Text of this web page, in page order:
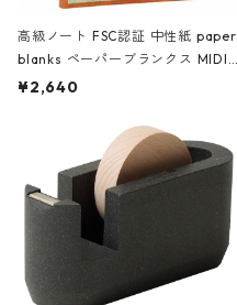
高級ノート FSC認証 中性紙 paper
blanks ペーパーブランクス MIDI
ハードカバー 罫線 ヴァン・ゴッホ
¥2,640